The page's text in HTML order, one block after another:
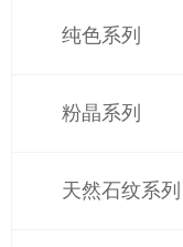
纯色系列
粉晶系列
天然石纹系列